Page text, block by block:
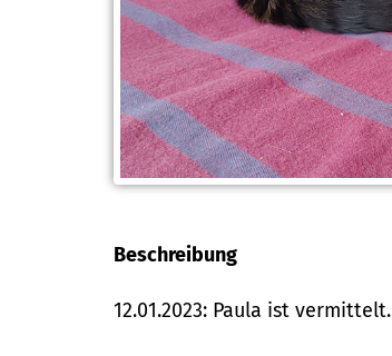
Beschreibung
12.01.2023: Paula ist vermittelt.